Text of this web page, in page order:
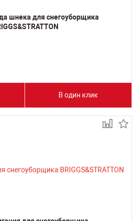
шнека для снегоуборщика
В один клик